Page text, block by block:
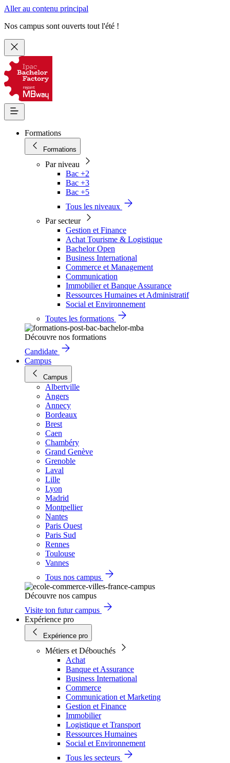
Aller au contenu principal
Nos campus sont ouverts tout l'été !
Formations
Formations
Par niveau
Bac +2
Bac +3
Bac +5
Tous les niveaux
Par secteur
Gestion et Finance
Achat Tourisme & Logistique
Bachelor Open
Business International
Commerce et Management
Communication
Immobilier et Banque Assurance
Ressources Humaines et Administratif
Social et Environnement
Toutes les formations
Découvre nos formations
Candidate
Campus
Campus
Albertville
Angers
Annecy
Bordeaux
Brest
Caen
Chambéry
Grand Genève
Grenoble
Laval
Lille
Lyon
Madrid
Montpellier
Nantes
Paris Ouest
Paris Sud
Rennes
Toulouse
Vannes
Tous nos campus
Découvre nos campus
Visite ton futur campus
Expérience pro
Expérience pro
Métiers et Débouchés
Achat
Banque et Assurance
Business International
Commerce
Communication et Marketing
Gestion et Finance
Immobilier
Logistique et Transport
Ressources Humaines
Social et Environnement
Tous les secteurs